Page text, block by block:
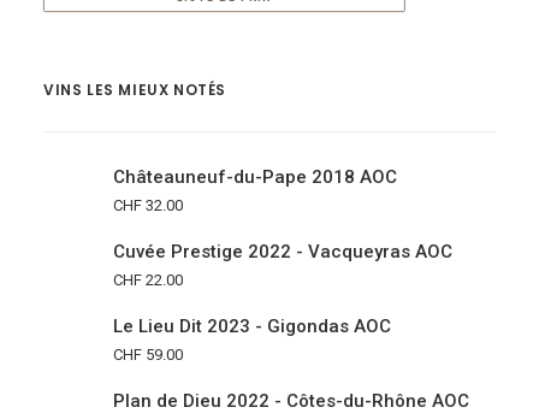
VINS LES MIEUX NOTÉS
Châteauneuf-du-Pape 2018 AOC
CHF 32.00
Cuvée Prestige 2022 - Vacqueyras AOC
CHF 22.00
Le Lieu Dit 2023 - Gigondas AOC
CHF 59.00
Plan de Dieu 2022 - Côtes-du-Rhône AOC